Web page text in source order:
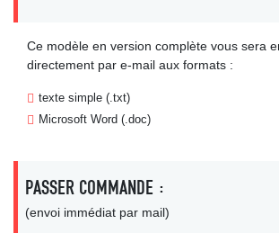
Ce modèle en version complète vous sera
directement par e-mail aux formats :
texte simple (.txt)
Microsoft Word (.doc)
PASSER COMMANDE :
(envoi immédiat par mail)